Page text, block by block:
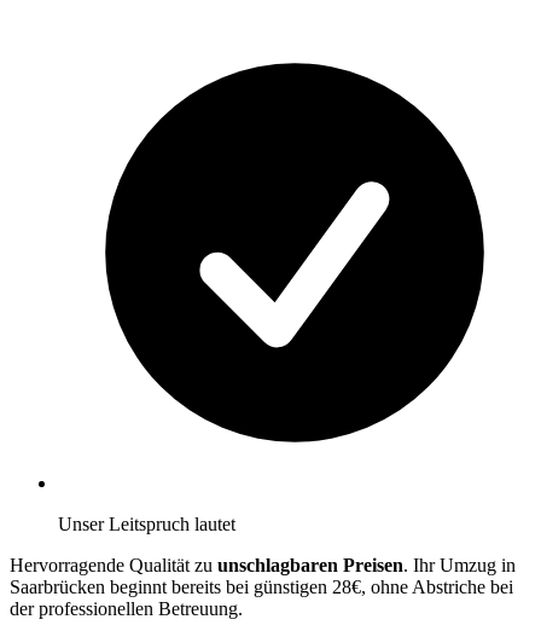
Unser Leitspruch lautet
Hervorragende Qualität zu unschlagbaren Preisen. Ihr Umzug in
Saarbrücken beginnt bereits bei günstigen 28€, ohne Abstriche bei
der professionellen Betreuung.